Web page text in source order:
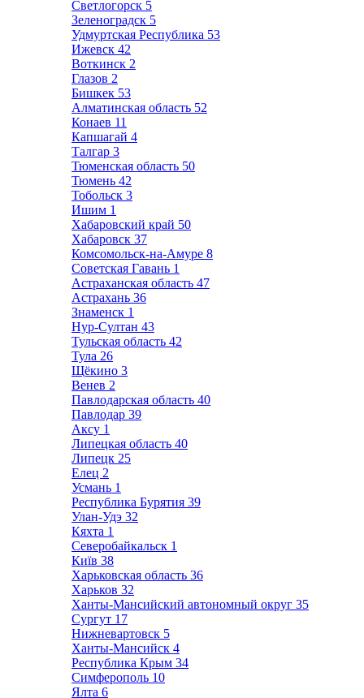
Светлогорск 5
Зеленоградск 5
Удмуртская Республика 53
Ижевск 42
Воткинск 2
Глазов 2
Бишкек 53
Алматинская область 52
Конаев 11
Капшагай 4
Талгар 3
Тюменская область 50
Тюмень 42
Тобольск 3
Ишим 1
Хабаровский край 50
Хабаровск 37
Комсомольск-на-Амуре 8
Советская Гавань 1
Астраханская область 47
Астрахань 36
Знаменск 1
Нур-Султан 43
Тульская область 42
Тула 26
Щёкино 3
Венев 2
Павлодарская область 40
Павлодар 39
Аксу 1
Липецкая область 40
Липецк 25
Елец 2
Усмань 1
Республика Бурятия 39
Улан-Удэ 32
Кяхта 1
Северобайкальск 1
Київ 38
Харьковская область 36
Харьков 32
Ханты-Мансийский автономный округ 35
Сургут 17
Нижневартовск 5
Ханты-Мансийск 4
Республика Крым 34
Симферополь 10
Ялта 6